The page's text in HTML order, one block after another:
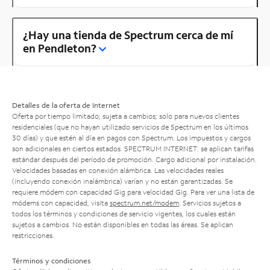
¿Hay una tienda de Spectrum cerca de mí
en Pendleton?
Detalles de la oferta de Internet
Oferta por tiempo limitado; sujeta a cambios; solo para nuevos clientes
residenciales (que no hayan utilizado servicios de Spectrum en los últimos
30 días) y que estén al día en pagos con Spectrum. Los impuestos y cargos
son adicionales en ciertos estados. SPECTRUM INTERNET: se aplican tarifas
estándar después del período de promoción. Cargo adicional por instalación.
Velocidades basadas en conexión alámbrica. Las velocidades reales
(incluyendo conexión inalámbrica) varían y no están garantizadas. Se
requiere módem con capacidad Gig para velocidad Gig. Para ver una lista de
módems con capacidad, visita spectrum.net/modem . Servicios sujetos a
todos los términos y condiciones de servicio vigentes, los cuales están
sujetos a cambios. No están disponibles en todas las áreas. Se aplican
restricciones.
Términos y condiciones